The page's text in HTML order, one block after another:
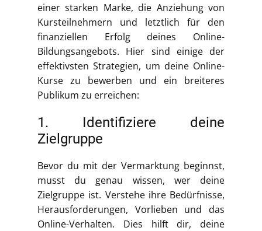
einer starken Marke, die Anziehung von
Kursteilnehmern und letztlich für den
finanziellen Erfolg deines Online-
Bildungsangebots. Hier sind einige der
effektivsten Strategien, um deine Online-
Kurse zu bewerben und ein breiteres
Publikum zu erreichen:
1. Identifiziere deine
Zielgruppe
Bevor du mit der Vermarktung beginnst,
musst du genau wissen, wer deine
Zielgruppe ist. Verstehe ihre Bedürfnisse,
Herausforderungen, Vorlieben und das
Online-Verhalten. Dies hilft dir, deine